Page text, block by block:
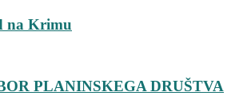
na Krimu
PLANINSKEGA DRUŠTVA